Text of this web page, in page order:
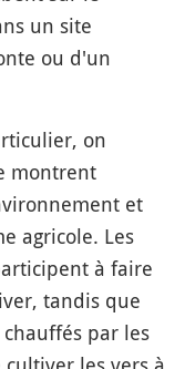
un site
ou d'un
on
montrent
et
agricole. Les
à faire
tandis que
par les